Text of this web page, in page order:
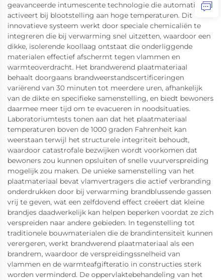
geavanceerde intumescente technologie die automatisch
activeert bij blootstelling aan hoge temperaturen. Dit
innovatieve systeem werkt door speciale chemicaliën te
integreren die bij verwarming snel uitzetten, waardoor een
dikke, isolerende koollaag ontstaat die onderliggende
materialen effectief afschermt tegen vlammen en
warmteoverdracht. Het brandwerend plaatmateriaal
behaalt doorgaans brandweerstandscertificeringen
variërend van 30 minuten tot meerdere uren, afhankelijk
van de dikte en specifieke samenstelling, en biedt bewoners
daarmee meer tijd om te evacueren in noodsituaties.
Laboratoriumtests tonen aan dat het plaatmateriaal
temperaturen boven de 1000 graden Fahrenheit kan
weerstaan terwijl het structurele integriteit behoudt,
waardoor catastrofale bezwijken wordt voorkomen dat
bewoners zou kunnen opsluiten of snelle vuurverspreiding
mogelijk zou maken. De unieke samenstelling van het
plaatmateriaal bevat vlamvertragers die actief verbranding
onderdrukken door bij verwarming brandblussende gassen
vrij te geven, wat een zelfdovend effect creëert dat kleine
brandjes daadwerkelijk kan helpen beperken voordat ze zich
verspreiden naar andere gebieden. In tegenstelling tot
traditionele bouwmaterialen die de brandintensiteit kunnen
verergeren, werkt brandwerend plaatmateriaal als een
brandrem, waardoor de verspreidingssnelheid van
vlammen en de warmteafgifteratio in constructies sterk
worden verminderd. De oppervlaktebehandeling van het